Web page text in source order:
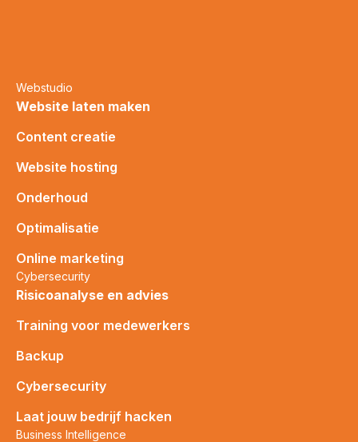
Webstudio
Website laten maken
Content creatie
Website hosting
Onderhoud
Optimalisatie
Online marketing
Cybersecurity
Risicoanalyse en advies
Training voor medewerkers
Backup
Cybersecurity
Laat jouw bedrijf hacken
Business Intelligence